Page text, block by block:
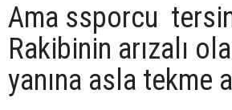
Ama ssporcu
Rakibinin arızalı
yanına asla tekme